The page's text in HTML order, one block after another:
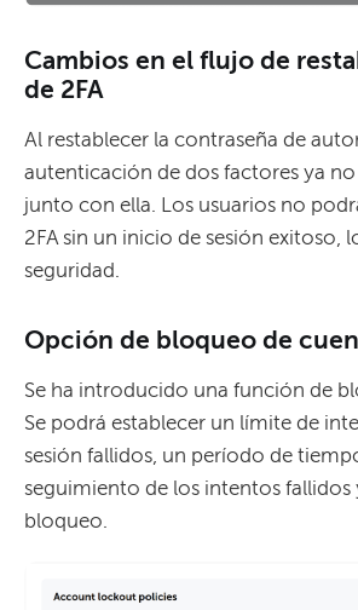
Cambios en el flujo de
de 2FA
Al restablecer la contraseña de
autenticación de dos factores ya no
junto con ella. Los usuarios no
2FA sin un inicio de sesión exitoso,
seguridad.
Opción de bloqueo de
Se ha introducido una función de
Se podrá establecer un límite de
sesión fallidos, un período de
seguimiento de los intentos fallidos
bloqueo.